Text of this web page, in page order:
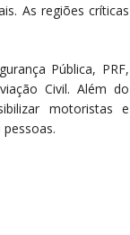
As regiões críticas
Pública, PRF,
Civil. Além do
motoristas e